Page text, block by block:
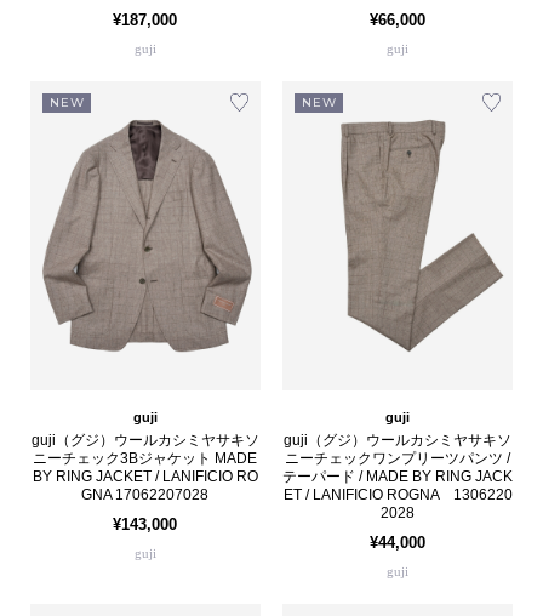
¥187,000
guji
¥66,000
guji
NEW
guji
guji（グジ）ウールカシミヤサキソ
ニーチェック3Bジャケット MADE
BY RING JACKET / LANIFICIO RO
GNA 17062207028
¥143,000
guji
NEW
guji
guji（グジ）ウールカシミヤサキソ
ニーチェックワンプリーツパンツ /
テーパード / MADE BY RING JACK
ET / LANIFICIO ROGNA 1306220
2028
¥44,000
guji